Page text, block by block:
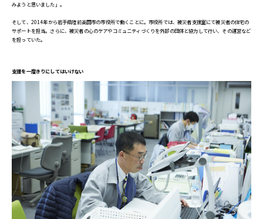
みようと思いました」。
そして、2014年から岩手県陸前高田市の市役所で働くことに。市役所では、被災者支援室にて被災者の住宅の
サポートを担当。さらに、被災者の心のケアやコミュニティづくりを外部の団体と協力して行い、その運営など
を担っていた。
支援を一度きりにしてはいけない